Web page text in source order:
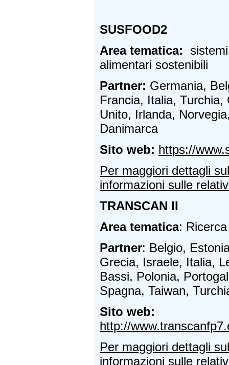
SUSFOOD2
Area tematica:
alimentari sostenibili
Partner: Germania,
Francia, Italia,
Unito, Irlanda,
Danimarca
Sito web: https://
Per maggiori dettagli
informazioni sulle
TRANSCAN II
Area tematica:
Partner: Belgio,
Grecia, Israele, Italia,
Bassi, Polonia,
Spagna, Taiwan,
Sito web:
http://
Per maggiori dettagli
informazioni sulle